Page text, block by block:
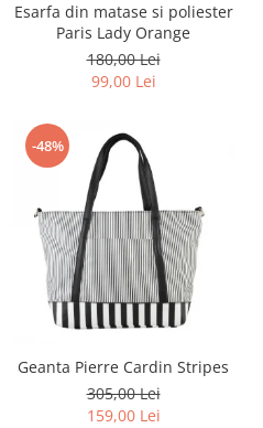
Esarfa din matase si poliester
Paris Lady Orange
180,00 Lei
99,00 Lei
-48%
Geanta Pierre Cardin Stripes
305,00 Lei
159,00 Lei